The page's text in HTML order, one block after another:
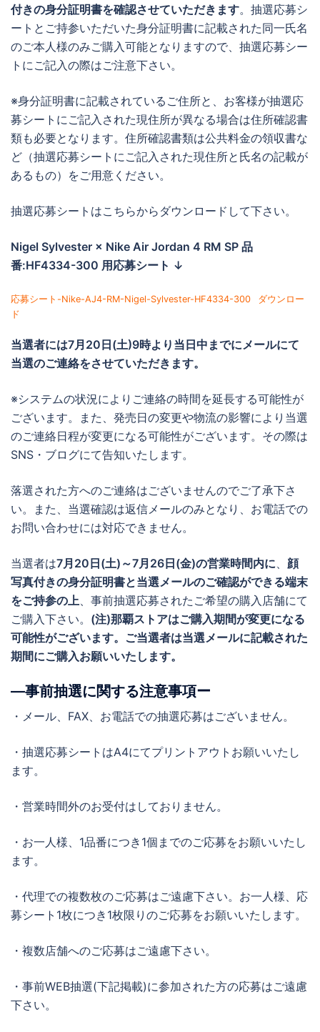
付きの身分証明書を確認させていただきます。抽選応募シ
ートとご持参いただいた身分証明書に記載された同一氏名
のご本人様のみご購入可能となりますので、抽選応募シー
トにご記入の際はご注意下さい。
※身分証明書に記載されているご住所と、お客様が抽選応
募シートにご記入された現住所が異なる場合は住所確認書
類も必要となります。住所確認書類は公共料金の領収書な
ど（抽選応募シートにご記入された現住所と氏名の記載が
あるもの）をご用意ください。
抽選応募シートはこちらからダウンロードして下さい。
Nigel Sylvester × Nike Air Jordan 4 RM SP 品
番:HF4334-300 用応募シート ↓
応募シート-Nike-AJ4-RM-Nigel-Sylvester-HF4334-300
ダウンロー
ド
当選者には7月20日(土)9時より当日中までにメールにて
当選のご連絡をさせていただきます。
※システムの状況によりご連絡の時間を延長する可能性が
ございます。また、発売日の変更や物流の影響により当選
のご連絡日程が変更になる可能性がございます。その際は
SNS・ブログにて告知いたします。
落選された方へのご連絡はございませんのでご了承下さ
い。また、当選確認は返信メールのみとなり、お電話での
お問い合わせには対応できません。
当選者は7月20日(土)～7月26日(金)の営業時間内に、 顔
写真付きの身分証明書と当選メールのご確認ができる端末
をご持参の上、事前抽選応募されたご希望の購入店舗にて
ご購入下さい。 (注)那覇ストアはご購入期間が変更になる
可能性がございます。ご当選者は当選メールに記載された
期間にご購入お願いいたします。
―事前抽選に関する注意事項ー
・メール、FAX、お電話での抽選応募はございません。
・抽選応募シートはA4にてプリントアウトお願いいたし
ます。
・営業時間外のお受付はしておりません。
・お一人様、1品番につき1個までのご応募をお願いいたし
ます。
・代理での複数枚のご応募はご遠慮下さい。お一人様、応
募シート1枚につき1枚限りのご応募をお願いいたします。
・複数店舗へのご応募はご遠慮下さい。
・事前WEB抽選(下記掲載)に参加された方の応募はご遠慮
下さい。